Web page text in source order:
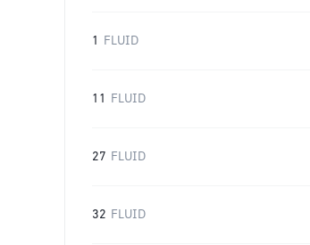
1 FLUID
11 FLUID
27 FLUID
32 FLUID